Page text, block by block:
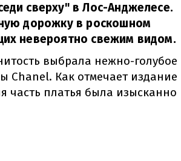
сверху" в Лос-Анджелесе.
дорожку в роскошном
невероятно свежим видом.
выбрала нежно-голубое
Chanel. Как отмечает издание
часть платья была изысканно